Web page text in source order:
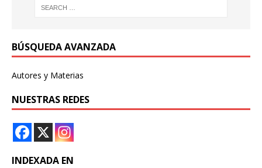
BÚSQUEDA AVANZADA
Autores y Materias
NUESTRAS REDES
INDEXADA EN